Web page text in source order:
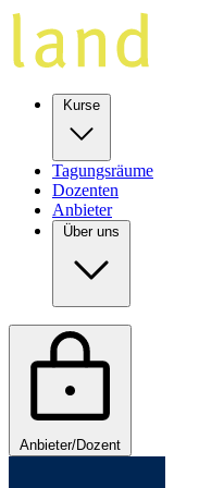
Kurse
Tagungsräume
Dozenten
Anbieter
Über uns
Anbieter/Dozent